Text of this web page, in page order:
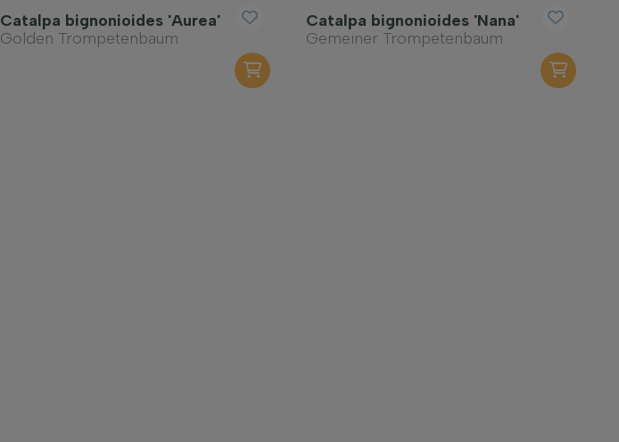
Catalpa bignonioides 'Aurea'
Golden Trompetenbaum
Catalpa bignonioides 'Nana'
Gemeiner Trompetenbaum